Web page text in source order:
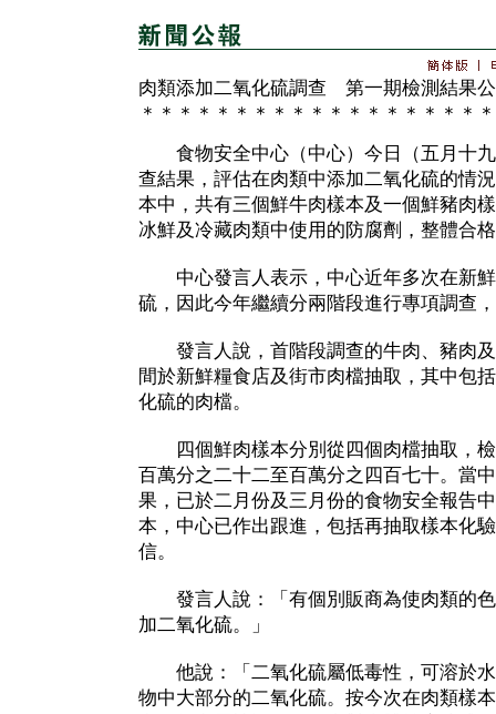
肉類添加二氧化硫調查 第一期檢測結果
＊＊＊＊＊＊＊＊＊＊＊＊＊＊＊＊＊＊
食物安全中心（中心）今日（五月十九
查結果，評估在肉類中添加二氧化硫的情
本中，共有三個鮮牛肉樣本及一個鮮豬肉
冰鮮及冷藏肉類中使用的防腐劑，整體合
中心發言人表示，中心近年多次在新鮮
硫，因此今年繼續分兩階段進行專項調查
發言人說，首階段調查的牛肉、豬肉及
間於新鮮糧食店及街市肉檔抽取，其中包
化硫的肉檔。
四個鮮肉樣本分別從四個肉檔抽取，檢
百萬分之二十二至百萬分之四百七十。當
果，已於二月份及三月份的食物安全報告
本，中心已作出跟進，包括再抽取樣本化
信。
發言人說：「有個別販商為使肉類的色
加二氧化硫。」
他說：「二氧化硫屬低毒性，可溶於水
物中大部分的二氧化硫。按今次在肉類樣